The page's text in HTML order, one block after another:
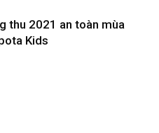
thu 2021 an toàn mùa
Kids